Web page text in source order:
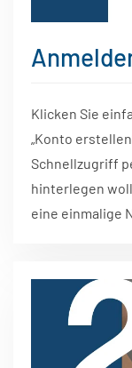
Klicken Sie
„Konto
Schnellzugriff
hinterlegen
eine einmalige